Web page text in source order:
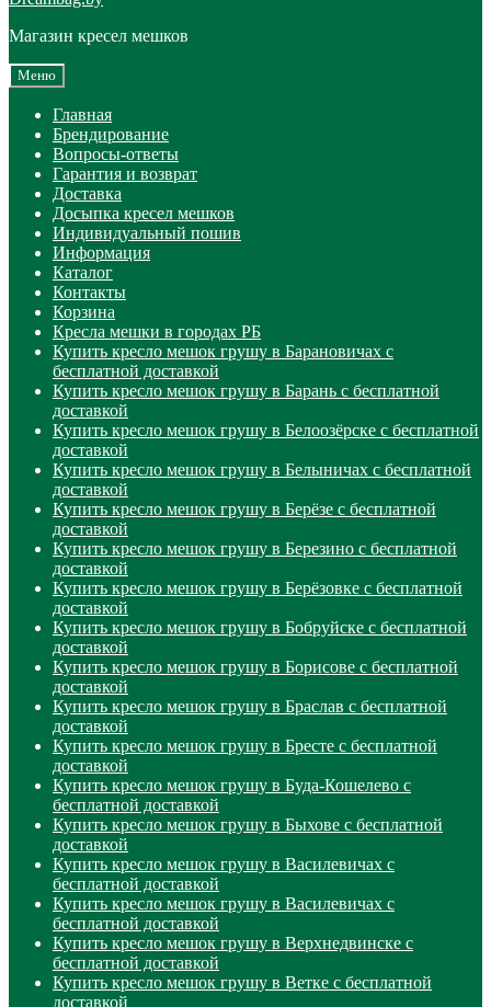
Магазин кресел мешков
Меню
Главная
Брендирование
Вопросы-ответы
Гарантия и возврат
Доставка
Досыпка кресел мешков
Индивидуальный пошив
Информация
Каталог
Контакты
Корзина
Кресла мешки в городах РБ
Купить кресло мешок грушу в Барановичах с
бесплатной доставкой
Купить кресло мешок грушу в Барань с бесплатной
доставкой
Купить кресло мешок грушу в Белоозёрске с бесплатной
доставкой
Купить кресло мешок грушу в Белыничах с бесплатной
доставкой
Купить кресло мешок грушу в Берёзе с бесплатной
доставкой
Купить кресло мешок грушу в Березино с бесплатной
доставкой
Купить кресло мешок грушу в Берёзовке с бесплатной
доставкой
Купить кресло мешок грушу в Бобруйске с бесплатной
доставкой
Купить кресло мешок грушу в Борисове с бесплатной
доставкой
Купить кресло мешок грушу в Браслав с бесплатной
доставкой
Купить кресло мешок грушу в Бресте с бесплатной
доставкой
Купить кресло мешок грушу в Буда-Кошелево с
бесплатной доставкой
Купить кресло мешок грушу в Быхове с бесплатной
доставкой
Купить кресло мешок грушу в Василевичах с
бесплатной доставкой
Купить кресло мешок грушу в Василевичах с
бесплатной доставкой
Купить кресло мешок грушу в Верхнедвинске с
бесплатной доставкой
Купить кресло мешок грушу в Ветке с бесплатной
доставкой